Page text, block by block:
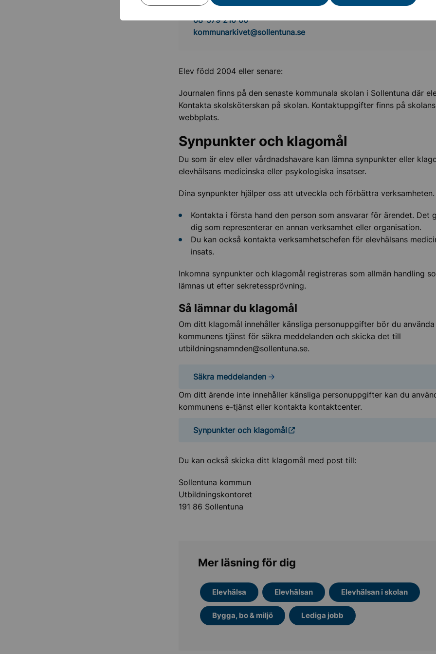
Kommunarkivet
08-579 210 00
kommunarkivet@sollentuna.se
Elev född 2004 eller senare:
Journalen finns på den senaste kommunala skolan i Sollentuna där
Kontakta skolsköterskan på skolan. Kontaktuppgifter finns på skolans
webbplats.
Synpunkter och klagomål
Du som är elev eller vårdnadshavare kan lämna synpunkter eller
elevhälsans medicinska eller psykologiska insatser.
Dina synpunkter hjälper oss att utveckla och förbättra verksamheten.
Kontakta i första hand den person som ansvarar för ärendet. Det
dig som representerar en annan verksamhet eller organisation.
Du kan också kontakta verksamhetschefen för elevhälsans
insats.
Inkomna synpunkter och klagomål registreras som allmän handling
lämnas ut efter sekretessprövning.
Så lämnar du klagomål
Om ditt klagomål innehåller känsliga personuppgifter bör du använda
kommunens tjänst för säkra meddelanden och skicka det till
utbildningsnamnden@sollentuna.se.
Säkra meddelanden
Om ditt ärende inte innehåller känsliga personuppgifter kan du
kommunens e-tjänst eller kontakta kontaktcenter.
Synpunkter och klagomål
Du kan också skicka ditt klagomål med post till:
Sollentuna kommun
Utbildningskontoret
191 86 Sollentuna
Mer läsning för dig
Elevhälsa Elevhälsan Elevhälsan i skolan
Bygga, bo & miljö Lediga jobb